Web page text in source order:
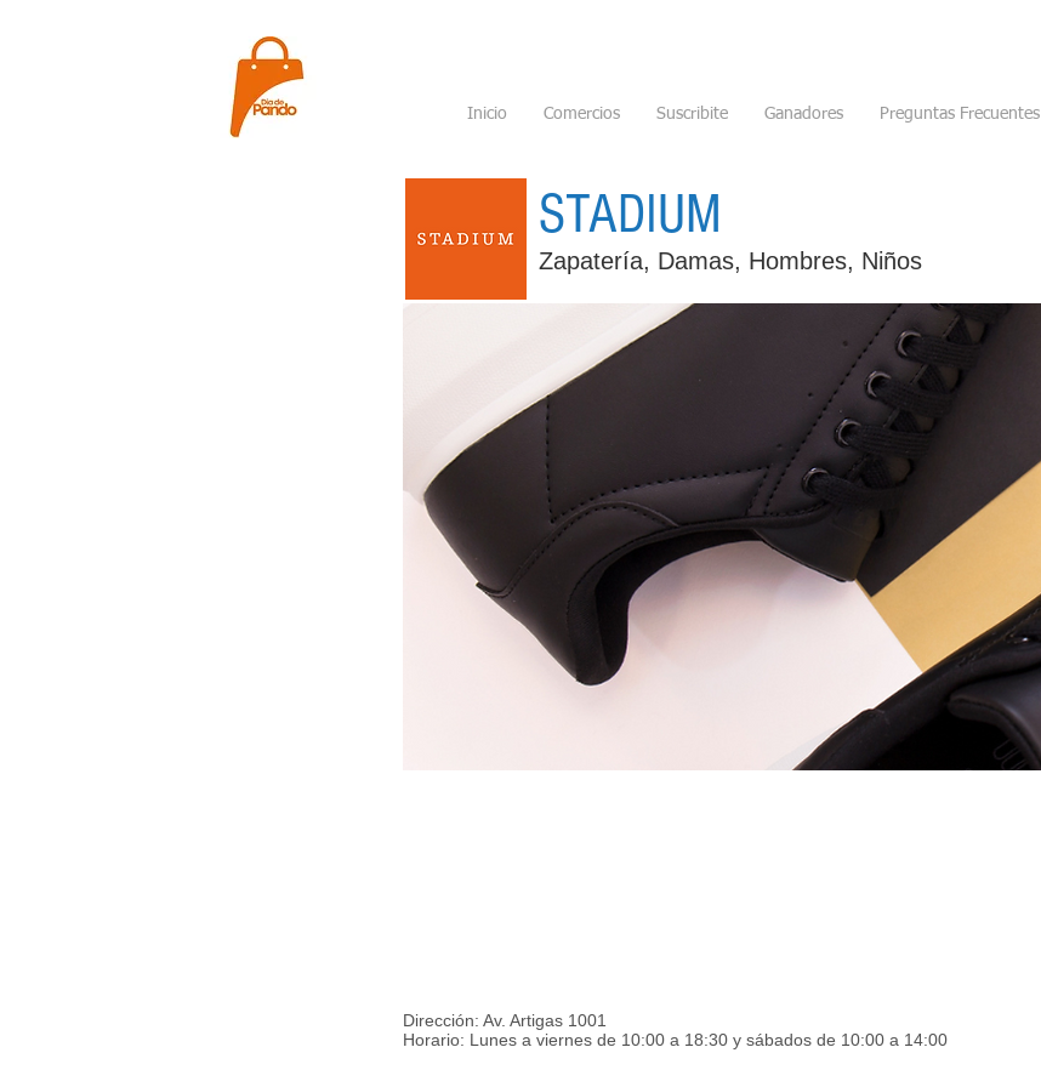
Inicio Comercios Suscribite Ganadores Preguntas Frecuentes
STADIUM
Zapatería, Damas, Hombres, Niños
Dirección: Av. Artigas 1001
Horario: Lunes a viernes de 10:00 a 18:30 y sábados de 10:00 a 14:00